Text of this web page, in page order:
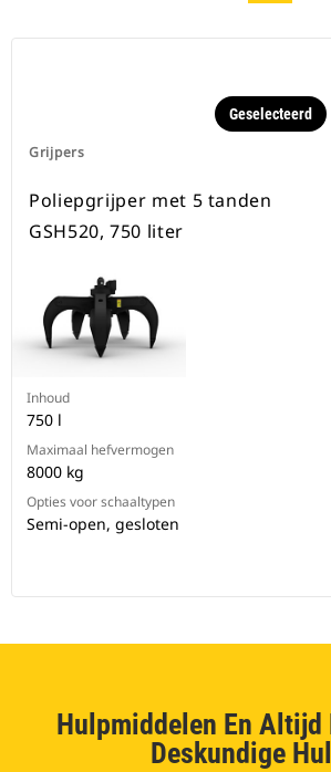
Grijpers
Geselecteerd
Poliepgrijper met 5 tanden
GSH520, 750 liter
Inhoud
750 l
Maximaal hefvermogen
8000 kg
Opties voor schaaltypen
Semi-open, gesloten
Hulpmiddelen En Altijd
Deskundige